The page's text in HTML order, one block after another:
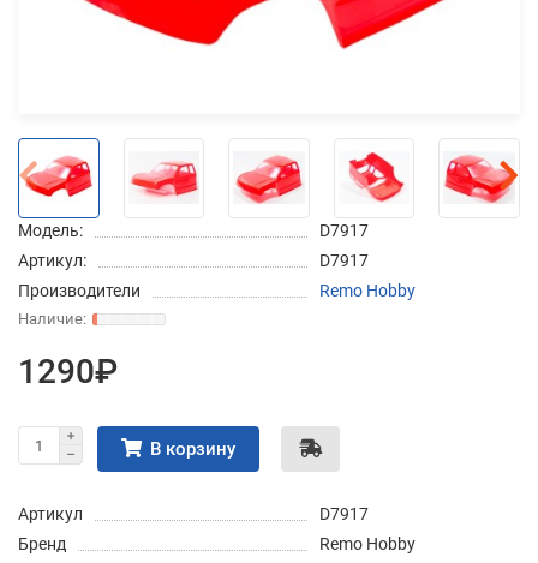
Модель:
D7917
Артикул:
D7917
Производители
Remo Hobby
1290₽
В корзину
Артикул
D7917
Бренд
Remo Hobby
Получайте товар
выбранный способом
списываться
Подробнее